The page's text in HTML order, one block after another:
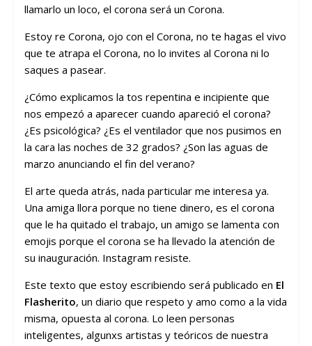
llamarlo un loco, el corona será un Corona.
Estoy re Corona, ojo con el Corona, no te hagas el vivo
que te atrapa el Corona, no lo invites al Corona ni lo
saques a pasear.
¿Cómo explicamos la tos repentina e incipiente que
nos empezó a aparecer cuando apareció el corona?
¿Es psicológica? ¿Es el ventilador que nos pusimos en
la cara las noches de 32 grados? ¿Son las aguas de
marzo anunciando el fin del verano?
El arte queda atrás, nada particular me interesa ya.
Una amiga llora porque no tiene dinero, es el corona
que le ha quitado el trabajo, un amigo se lamenta con
emojis porque el corona se ha llevado la atención de
su inauguración. Instagram resiste.
Este texto que estoy escribiendo será publicado en El
Flasherito, un diario que respeto y amo como a la vida
misma, opuesta al corona. Lo leen personas
inteligentes, algunxs artistas y teóricos de nuestra